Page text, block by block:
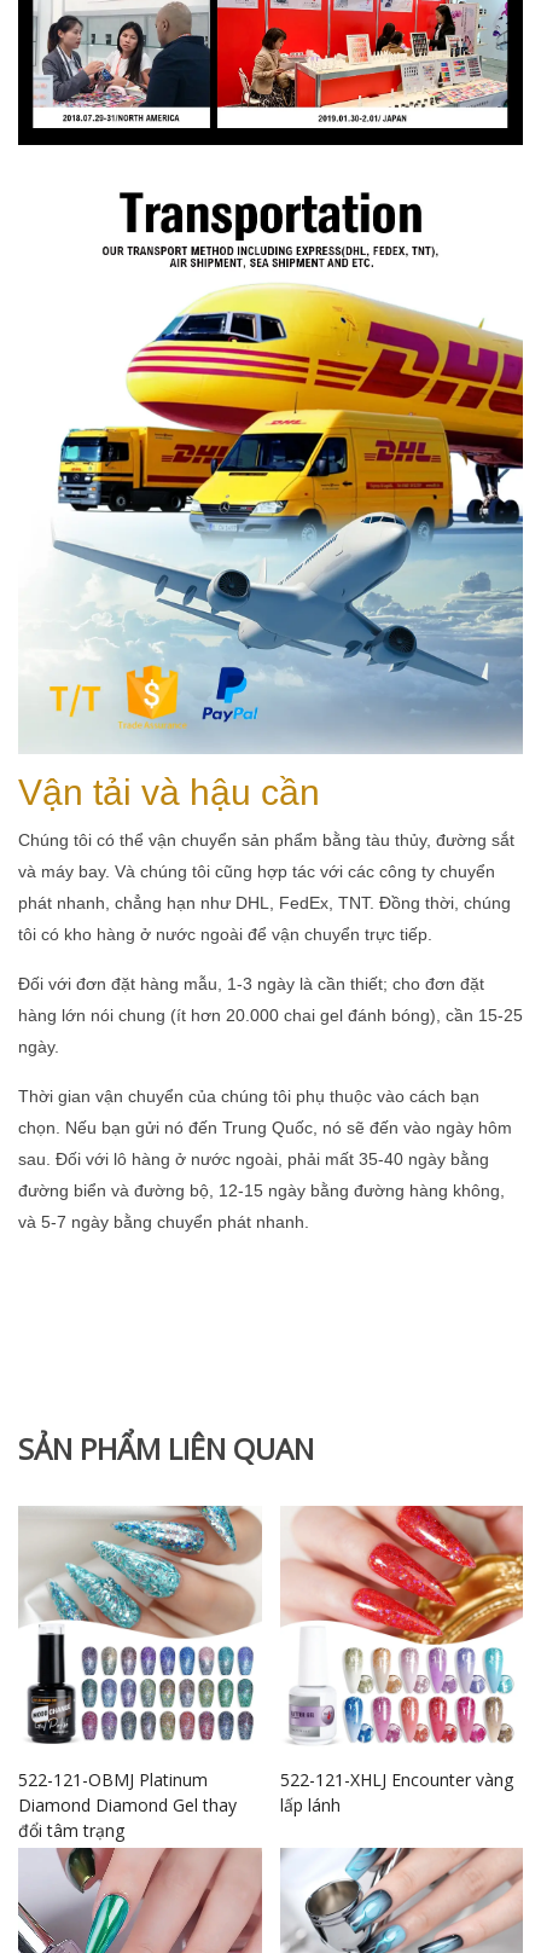
Vận tải và hậu cần
Chúng tôi có thể vận chuyển sản phẩm bằng tàu thủy, đường sắt
và máy bay. Và chúng tôi cũng hợp tác với các công ty chuyển
phát nhanh, chẳng hạn như DHL, FedEx, TNT. Đồng thời, chúng
tôi có kho hàng ở nước ngoài để vận chuyển trực tiếp.
Đối với đơn đặt hàng mẫu, 1-3 ngày là cần thiết; cho đơn đặt
hàng lớn nói chung (ít hơn 20.000 chai gel đánh bóng), cần 15-25
ngày.
Thời gian vận chuyển của chúng tôi phụ thuộc vào cách bạn
chọn. Nếu bạn gửi nó đến Trung Quốc, nó sẽ đến vào ngày hôm
sau. Đối với lô hàng ở nước ngoài, phải mất 35-40 ngày bằng
đường biển và đường bộ, 12-15 ngày bằng đường hàng không,
và 5-7 ngày bằng chuyển phát nhanh.
SẢN PHẨM LIÊN QUAN
522-121-OBMJ Platinum
Diamond Diamond Gel thay
đổi tâm trạng
522-121-XHLJ Encounter vàng
lấp lánh